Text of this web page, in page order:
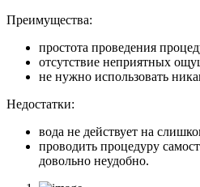
Преимущества:
простота проведения
отсутствие неприятных
не нужно использовать
Недостатки:
вода не действует на
проводить процедуру
довольно неудобно.